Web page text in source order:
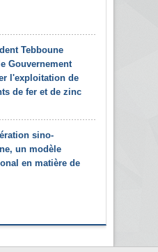
Tebboune
Gouvernement
l'exploitation de
de fer et de zinc
sino-
un modèle
en matière de